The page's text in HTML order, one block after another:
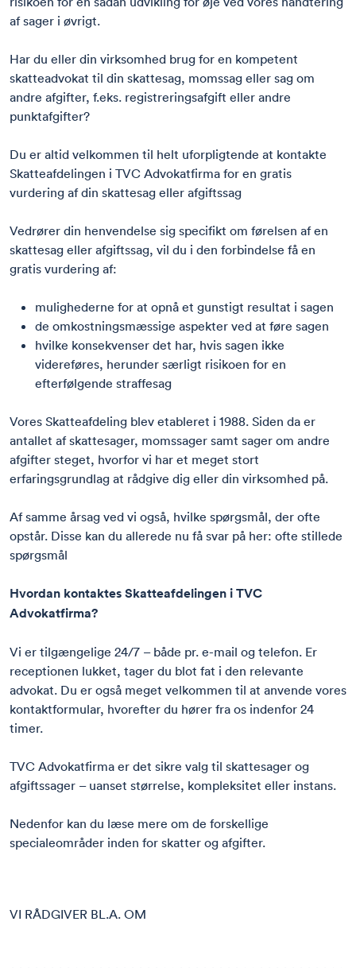
af sager i øvrigt.
Har du eller din virksomhed brug for en kompetent
skatteadvokat til din skattesag, momssag eller sag om
andre afgifter, f.eks. registreringsafgift eller andre
punktafgifter?
Du er altid velkommen til helt uforpligtende at kontakte
Skatteafdelingen i TVC Advokatfirma for en gratis
vurdering af din skattesag eller afgiftssag
Vedrører din henvendelse sig specifikt om førelsen af en
skattesag eller afgiftssag, vil du i den forbindelse få en
gratis vurdering af:
mulighederne for at opnå et gunstigt resultat i sagen
de omkostningsmæssige aspekter ved at føre sagen
hvilke konsekvenser det har, hvis sagen ikke
videreføres, herunder særligt risikoen for en
efterfølgende straffesag
Vores Skatteafdeling blev etableret i 1988. Siden da er
antallet af skattesager, momssager samt sager om andre
afgifter steget, hvorfor vi har et meget stort
erfaringsgrundlag at rådgive dig eller din virksomhed på.
Af samme årsag ved vi også, hvilke spørgsmål, der ofte
opstår. Disse kan du allerede nu få svar på her: ofte stillede
spørgsmål
Hvordan kontaktes Skatteafdelingen i TVC
Advokatfirma?
Vi er tilgængelige 24/7 – både pr. e-mail og telefon. Er
receptionen lukket, tager du blot fat i den relevante
advokat. Du er også meget velkommen til at anvende vores
kontaktformular, hvorefter du hører fra os indenfor 24
timer.
TVC Advokatfirma er det sikre valg til skattesager og
afgiftssager – uanset størrelse, kompleksitet eller instans.
Nedenfor kan du læse mere om de forskellige
specialeområder inden for skatter og afgifter.
VI RÅDGIVER BL.A. OM